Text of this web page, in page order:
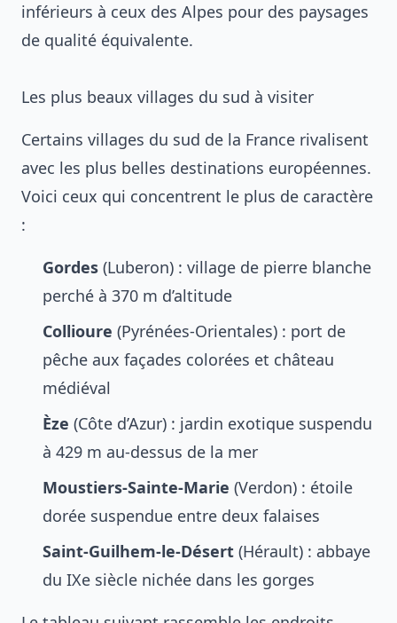
inférieurs à ceux des Alpes pour des paysages
de qualité équivalente.
Les plus beaux villages du sud à visiter
Certains villages du sud de la France rivalisent
avec les plus belles destinations européennes.
Voici ceux qui concentrent le plus de caractère
:
Gordes (Luberon) : village de pierre blanche
perché à 370 m d’altitude
Collioure (Pyrénées-Orientales) : port de
pêche aux façades colorées et château
médiéval
Èze (Côte d’Azur) : jardin exotique suspendu
à 429 m au-dessus de la mer
Moustiers-Sainte-Marie (Verdon) : étoile
dorée suspendue entre deux falaises
Saint-Guilhem-le-Désert (Hérault) : abbaye
du IXe siècle nichée dans les gorges